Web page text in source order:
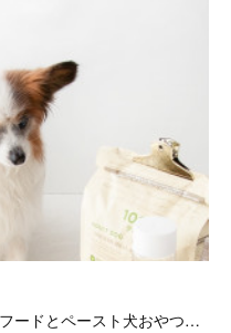
ードとペースト犬おやつ…